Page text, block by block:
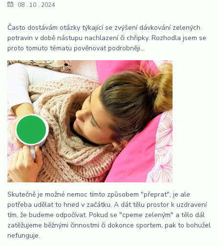
08 10 2024
Často dostávám otázky týkající se zvýšení dávkování zelených
potravin v době nástupu nachlazení či chřipky. Rozhodla jsem se
proto tomuto tématu pověnovat podrobněji...
Skutečně je možné nemoc tímto způsobem "přeprat", je ale
potřeba udělat to hned v začátku. A dát tělu prostor k uzdravení
tím, že budeme odpočívat. Pokud se "cpeme zeleným" a tělo dál
zatěžujeme běžnými činnostmi či dokonce sportem, pak to bohužel
nefunguje.